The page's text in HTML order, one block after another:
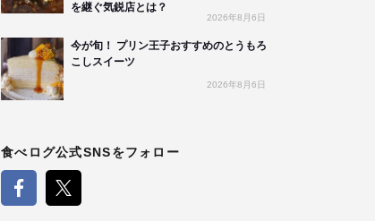
を継ぐ気鋭店とは？
2026年8月6日
今が旬！ プリン王子おすすめのとうもろ
こしスイーツ
2026年8月6日
食べログ公式SNSをフォロー